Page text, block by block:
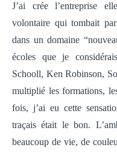
J’ai crée l’entreprise
volontaire qui tombait
dans un domaine
écoles que je
Schooll, Ken Robinson,
multiplié les formations,
fois, j’ai eu cette
traçais était le bon.
beaucoup de vie, de